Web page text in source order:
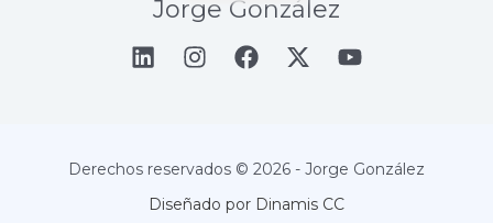
Jorge González
Derechos reservados © 2026 - Jorge González
Diseñado por Dinamis CC